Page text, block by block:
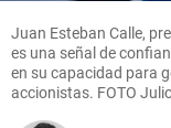
Juan Esteban Calle,
es una señal de
en su capacidad para
accionistas. FOTO